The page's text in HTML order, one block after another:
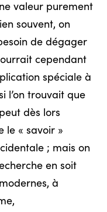
valeur purement
souvent, on
de dégager
cependant
spéciale à
l’on trouvait que
dès lors
le « savoir »
; mais on
en soit
à